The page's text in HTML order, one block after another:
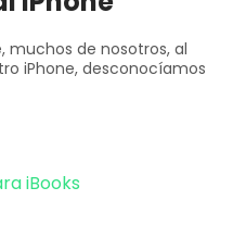
muchos de nosotros, al
iPhone, desconocíamos